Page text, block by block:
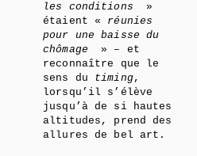
les conditions
»
étaient « réunies
pour une baisse du
chômage
» – et
reconnaître que le
sens du timing,
lorsqu’il s’élève
jusqu’à de si hautes
altitudes, prend des
allures de bel art.